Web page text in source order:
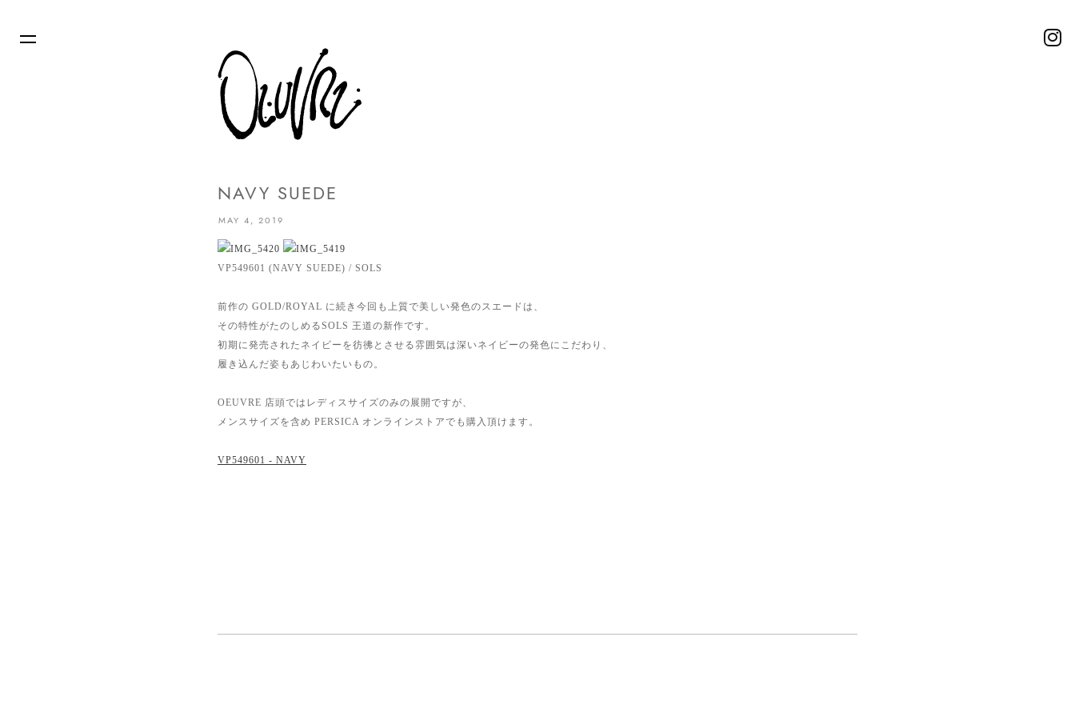
NAVY SUEDE
MAY 4, 2019
VP549601 (NAVY SUEDE) / SOLS
前作の GOLD/ROYAL に続き今回も上質で美しい発色のスエードは、
その特性がたのしめるSOLS 王道の新作です。
初期に発売されたネイビーを彷彿とさせる雰囲気は深いネイビーの発色にこだわり、
履き込んだ姿もあじわいたいもの。
OEUVRE 店頭ではレディスサイズのみの展開ですが、
メンスサイズを含め PERSICA オンラインストアでも購入頂けます。
VP549601 - NAVY